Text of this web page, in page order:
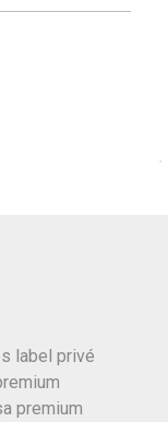
label privé
premium